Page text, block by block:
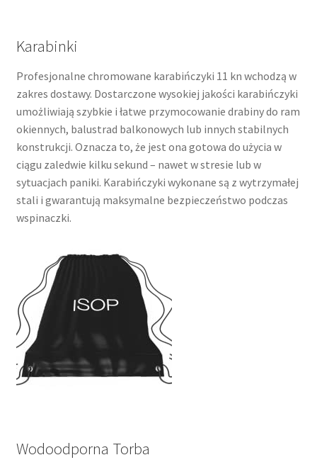
Karabinki
Profesjonalne chromowane karabińczyki 11 kn wchodzą w
zakres dostawy. Dostarczone wysokiej jakości karabińczyki
umożliwiają szybkie i łatwe przymocowanie drabiny do ram
okiennych, balustrad balkonowych lub innych stabilnych
konstrukcji. Oznacza to, że jest ona gotowa do użycia w
ciągu zaledwie kilku sekund – nawet w stresie lub w
sytuacjach paniki. Karabińczyki wykonane są z wytrzymałej
stali i gwarantują maksymalne bezpieczeństwo podczas
wspinaczki.
Wodoodporna Torba